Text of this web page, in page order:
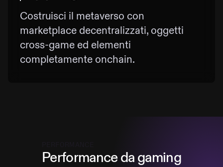
Costruisci il metaverso con
marketplace decentralizzati, oggetti
cross-game ed elementi
completamente onchain.
Performance da gaming